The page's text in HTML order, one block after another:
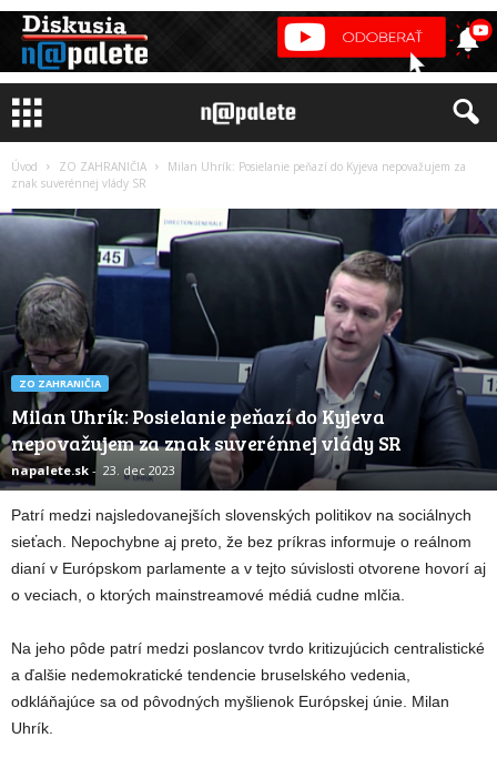
Úvod ZO ZAHRANIČIA
Milan Uhrík: Posielanie peňazí do Kyjeva nepovažujem za
znak suverénnej vlády SR
ZO ZAHRANIČIA
Milan Uhrík: Posielanie peňazí do Kyjeva
nepovažujem za znak suverénnej vlády SR
napalete.sk - 23. dec 2023
Patrí medzi najsledovanejších slovenských politikov na sociálnych
sieťach. Nepochybne aj preto, že bez príkras informuje o reálnom
dianí v Európskom parlamente a v tejto súvislosti otvorene hovorí aj
o veciach, o ktorých mainstreamové médiá cudne mlčia.
Na jeho pôde patrí medzi poslancov tvrdo kritizujúcich centralistické
a ďalšie nedemokratické tendencie bruselského vedenia,
odkláňajúce sa od pôvodných myšlienok Európskej únie. Milan
Uhrík.